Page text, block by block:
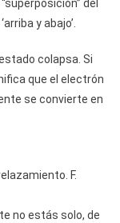
del
y abajo’.
colapsa. Si
que el electrón
se convierte en
F.
no estás solo, de